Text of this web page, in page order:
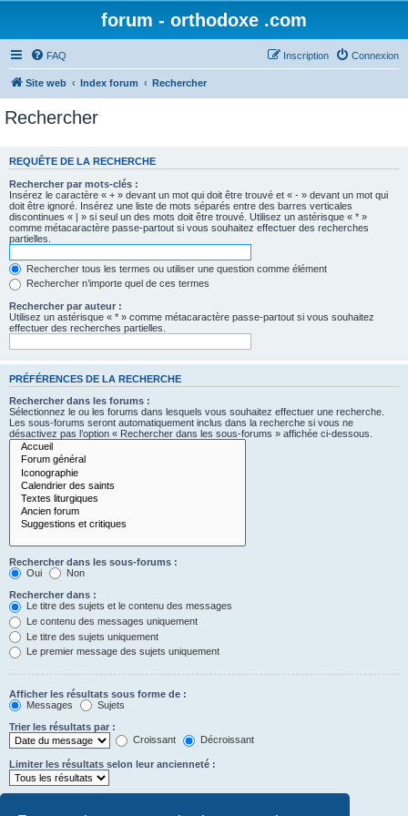
forum - orthodoxe .com
FAQ Connexion
Inscription
Site web Index forum Rechercher
Rechercher
REQUÊTE DE LA RECHERCHE
Rechercher par mots-clés :
Insérez le caractère « + » devant un mot qui doit être trouvé et « - » devant un mot qui
doit être ignoré. Insérez une liste de mots séparés entre des barres verticales
discontinues « | » si seul un des mots doit être trouvé. Utilisez un astérisque « * »
comme métacaractère passe-partout si vous souhaitez effectuer des recherches
partielles.
Rechercher tous les termes ou utiliser une question comme élément
Rechercher n’importe quel de ces termes
Rechercher par auteur :
Utilisez un astérisque « * » comme métacaractère passe-partout si vous souhaitez
effectuer des recherches partielles.
PRÉFÉRENCES DE LA RECHERCHE
Rechercher dans les forums :
Sélectionnez le ou les forums dans lesquels vous souhaitez effectuer une recherche.
Les sous-forums seront automatiquement inclus dans la recherche si vous ne
désactivez pas l’option « Rechercher dans les sous-forums » affichée ci-dessous.
Rechercher dans les sous-forums :
Oui
Non
Rechercher dans :
Le titre des sujets et le contenu des messages
Le contenu des messages uniquement
Le titre des sujets uniquement
Le premier message des sujets uniquement
Afficher les résultats sous forme de :
Messages
Sujets
Trier les résultats par :
Croissant
Décroissant
Limiter les résultats selon leur ancienneté :